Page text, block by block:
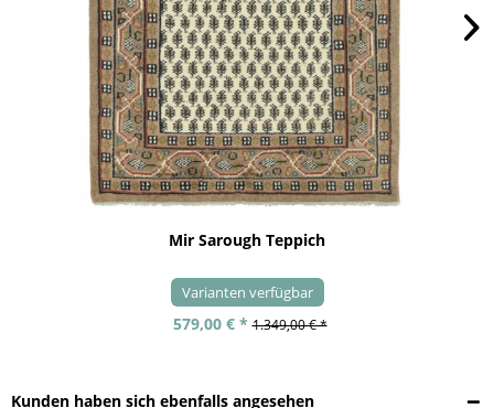
Mir Sarough Teppich
Varianten verfügbar
579,00 € * 1.349,00 € *
Kunden haben sich ebenfalls angesehen